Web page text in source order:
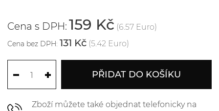
Cena s DPH: 159 Kč (6.57 Euro)
Cena bez DPH: 131 Kč (5.42 Euro)
PŘIDAT DO KOŠÍKU
Zboží můžete také objednat telefonicky na